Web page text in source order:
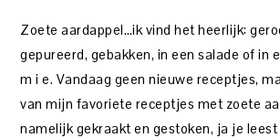
Zoete aardappel…ik vind het heerlijk:
gepureerd, gebakken, in een salade of in
m i e. Vandaag geen nieuwe receptjes,
van mijn favoriete receptjes met zoete
namelijk gekraakt en gestoken, ja je